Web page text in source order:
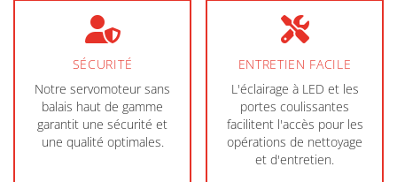
SÉCURITÉ
Notre servomoteur sans
balais haut de gamme
garantit une sécurité et
une qualité optimales.
ENTRETIEN FACILE
L'éclairage à LED et les
portes coulissantes
facilitent l'accès pour les
opérations de nettoyage
et d'entretien.